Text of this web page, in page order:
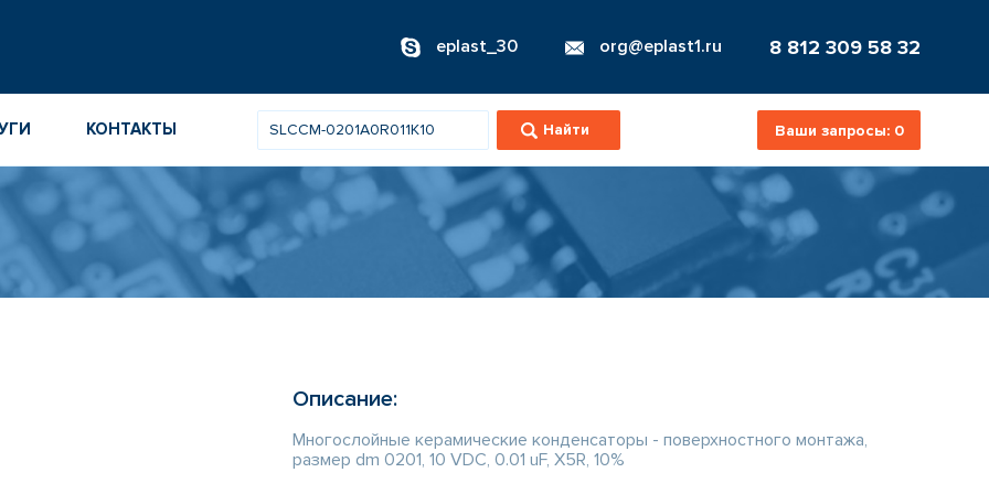
eplast_30 org@eplast1.ru 8 812 309 58 32
КОНТАКТЫ Ваши запросы: 0
Описание:
Многослойные керамические конденсаторы - поверхностного монтажа,
размер dm 0201, 10 VDC, 0.01 uF, X5R, 10%